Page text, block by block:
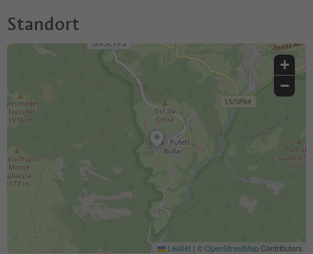
Standort
+
−
Leaflet | ©OpenStreetMapContributors